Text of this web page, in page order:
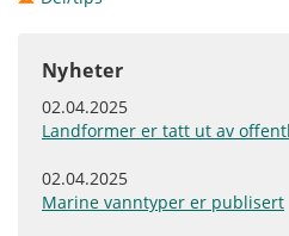
Nyheter
02.04.2025
Landformer er tatt ut av
02.04.2025
Marine vanntyper er publisert